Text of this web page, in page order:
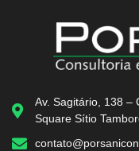
Av. Sagitário, 138 –
Square Sítio